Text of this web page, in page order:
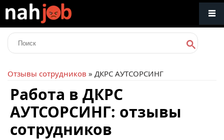
Отзывы сотрудников » ДКРС АУТСОРСИНГ
Работа в ДКРС
АУТСОРСИНГ: отзывы
сотрудников